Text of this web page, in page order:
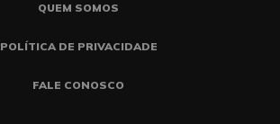
QUEM SOMOS
POLÍTICA DE PRIVACIDADE
FALE CONOSCO